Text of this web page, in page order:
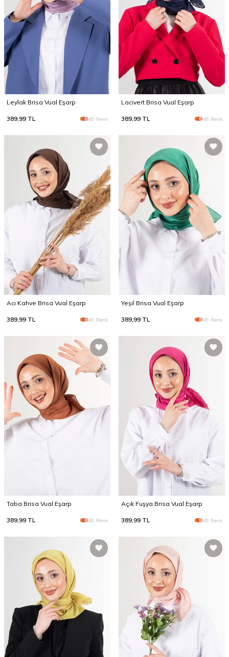
Leylak Brisa Vual Eşarp
389,99 TL 49 Renk
Lacivert Brisa Vual Eşarp
389,99 TL 49 Renk
Acı Kahve Brisa Vual Eşarp
389,99 TL 49 Renk
Yeşil Brisa Vual Eşarp
389,99 TL 49 Renk
Taba Brisa Vual Eşarp
389,99 TL 49 Renk
Açık Fuşya Brisa Vual Eşarp
389,99 TL 49 Renk